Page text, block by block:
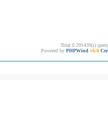
Total 0.291439(s)
Powered by PHPWind v6.0